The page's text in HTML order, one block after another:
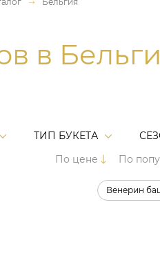
в
ТИП БУКЕТА
По цене
По
Венерин